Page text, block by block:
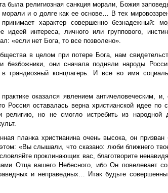
была религиозная санкция морали, Божия
и о долге как ее основе… В тех
характер совершенно безнадежный:
интереса, личного или группового,
«если нет Бога, то все позволено».
в целом при потере Бога, нам
безбожники, они сначала подняли народы
грандиозный концлагерь. И все во имя
оказался явлением античеловеческим, и,
Россия оставалась верна христианской идее по
религию, но не смогло истребить из народной
планка христианина очень высока, он призван
«Вы слышали, что сказано: люби ближнего
проклинающих вас, благотворите
Отца вашего Небесного, ибо Он повелевает
и неправедных… Итак будьте